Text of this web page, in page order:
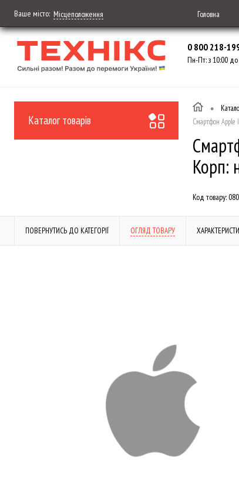
Ваше місто: Місцеположення Головна
0 800 218-
Пн-Пт: з 10:00
Каталог товарів
•
Смартфон Apple
Корп:
Код товару:
ПОВЕРНУТИСЬ ДО КАТЕГОРІЇ ОГЛЯД ТОВАРУ